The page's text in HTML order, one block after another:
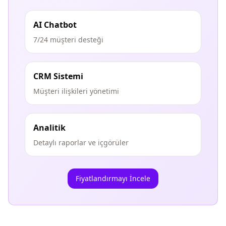
AI Chatbot
7/24 müşteri desteği
CRM Sistemi
Müşteri ilişkileri yönetimi
Analitik
Detaylı raporlar ve içgörüler
Fiyatlandırmayı İncele